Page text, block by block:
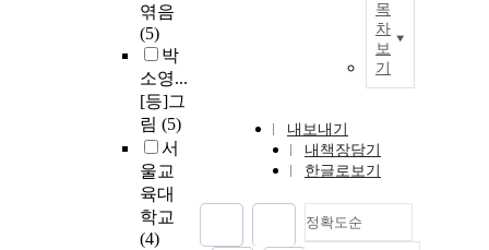
엮음
(5)
박
소영...
[등]그
림 (5)
서
울교
육대
학교
(4)
목
차
보
기
내보내기
내책장담기
한글로보기
정확도순